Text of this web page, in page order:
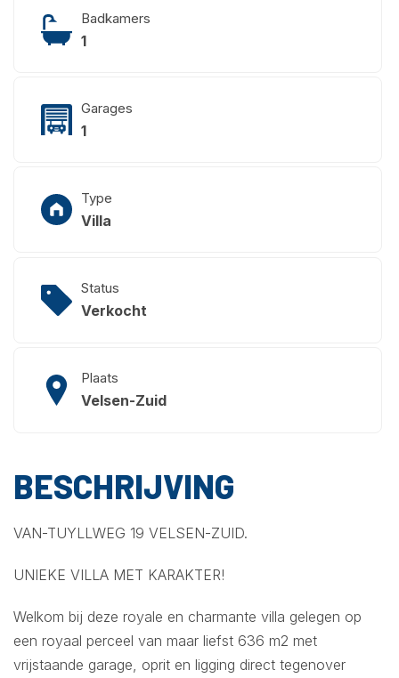
Badkamers
1
Garages
1
Type
Villa
Status
Verkocht
Plaats
Velsen-Zuid
BESCHRIJVING
VAN-TUYLLWEG 19 VELSEN-ZUID.
UNIEKE VILLA MET KARAKTER!
Welkom bij deze royale en charmante villa gelegen op
een royaal perceel van maar liefst 636 m2 met
vrijstaande garage, oprit en ligging direct tegenover